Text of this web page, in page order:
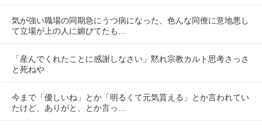
気が強い職場の同期急にうつ病になった、色んな同僚に意地悪し
て立場が上の人に媚びてたも…
「産んでくれたことに感謝しなさい」黙れ宗教カルト思考さっさ
と死ねや
今まで「優しいね」とか「明るくて元気貰える」とか言われてい
たけど、ありがと、とか言っ…